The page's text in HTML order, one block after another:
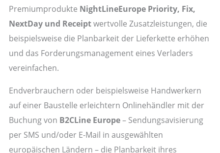
Premiumprodukte NightLineEurope Priority, Fix,
NextDay und Receiptwertvolle Zusatzleistungen, die
beispielsweise die Planbarkeit der Lieferkette erhöhen
und das Forderungsmanagement eines Verladers
vereinfachen.
Endverbrauchern oder beispielsweise Handwerkern
auf einer Baustelle erleichtern Onlinehändler mit der
Buchung von B2CLine Europe– Sendungsavisierung
per SMS und/oder E-Mail in ausgewählten
europäischen Ländern – die Planbarkeit ihres